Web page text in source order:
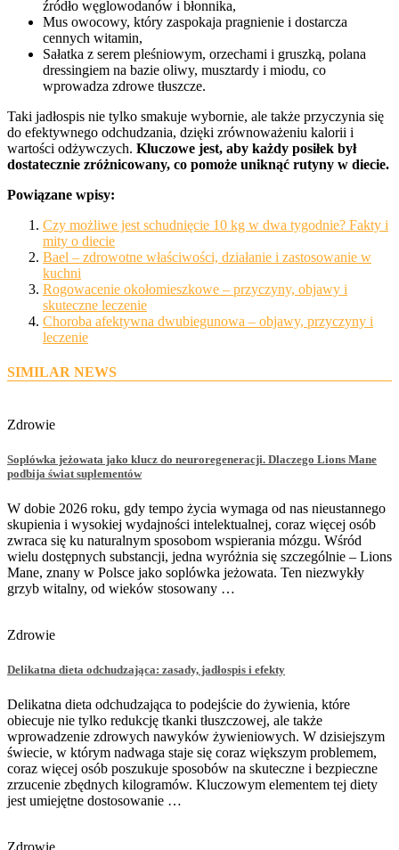
źródło węglowodanów i błonnika,
Mus owocowy, który zaspokaja pragnienie i dostarcza
cennych witamin,
Sałatka z serem pleśniowym, orzechami i gruszką, polana
dressingiem na bazie oliwy, musztardy i miodu, co
wprowadza zdrowe tłuszcze.
Taki jadłospis nie tylko smakuje wybornie, ale także przyczynia się
do efektywnego odchudzania, dzięki zrównoważeniu kalorii i
wartości odżywczych. Kluczowe jest, aby każdy posiłek był
dostatecznie zróżnicowany, co pomoże uniknąć rutyny w diecie.
Powiązane wpisy:
Czy możliwe jest schudnięcie 10 kg w dwa tygodnie? Fakty i
mity o diecie
Bael – zdrowotne właściwości, działanie i zastosowanie w
kuchni
Rogowacenie okołomieszkowe – przyczyny, objawy i
skuteczne leczenie
Choroba afektywna dwubiegunowa – objawy, przyczyny i
leczenie
SIMILAR NEWS
Zdrowie
Soplówka jeżowata jako klucz do neuroregeneracji. Dlaczego Lions Mane
podbija świat suplementów
W dobie 2026 roku, gdy tempo życia wymaga od nas nieustannego
skupienia i wysokiej wydajności intelektualnej, coraz więcej osób
zwraca się ku naturalnym sposobom wspierania mózgu. Wśród
wielu dostępnych substancji, jedna wyróżnia się szczególnie – Lions
Mane, znany w Polsce jako soplówka jeżowata. Ten niezwykły
grzyb witalny, od wieków stosowany …
Zdrowie
Delikatna dieta odchudzająca: zasady, jadłospis i efekty
Delikatna dieta odchudzająca to podejście do żywienia, które
obiecuje nie tylko redukcję tkanki tłuszczowej, ale także
wprowadzenie zdrowych nawyków żywieniowych. W dzisiejszym
świecie, w którym nadwaga staje się coraz większym problemem,
coraz więcej osób poszukuje sposobów na skuteczne i bezpieczne
zrzucenie zbędnych kilogramów. Kluczowym elementem tej diety
jest umiejętne dostosowanie …